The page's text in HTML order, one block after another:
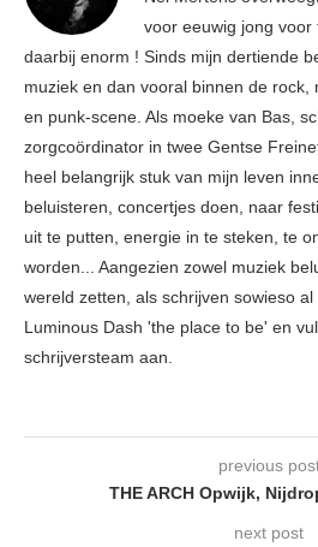
voor eeuwig jong
daarbij enorm ! Sinds mijn dertiende
muziek en dan vooral binnen de rock,
en punk-scene. Als moeke van Bas,
zorgcoördinator in twee Gentse
heel belangrijk stuk van mijn leven
beluisteren, concertjes doen, naar
uit te putten, energie in te steken, te
worden... Aangezien zowel muziek
wereld zetten, als schrijven sowieso
Luminous Dash 'the place to be' en
schrijversteam aan.
previous
THE ARCH Opwijk,
next post